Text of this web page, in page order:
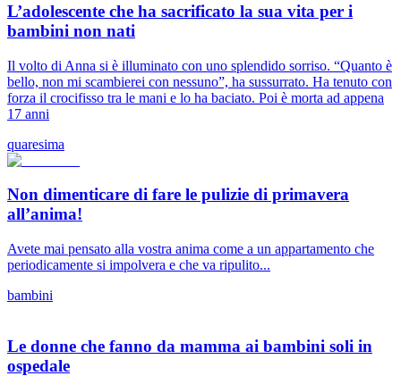
L’adolescente che ha sacrificato la sua vita per i
bambini non nati
Il volto di Anna si è illuminato con uno splendido sorriso. “Quanto è
bello, non mi scambierei con nessuno”, ha sussurrato. Ha tenuto con
forza il crocifisso tra le mani e lo ha baciato. Poi è morta ad appena
17 anni
quaresima
Non dimenticare di fare le pulizie di primavera
all’anima!
Avete mai pensato alla vostra anima come a un appartamento che
periodicamente si impolvera e che va ripulito...
bambini
Le donne che fanno da mamma ai bambini soli in
ospedale